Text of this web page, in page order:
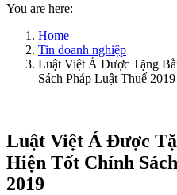
You are here:
Home
Tin doanh nghiệp
Luật Việt Á Được Tặng
Sách Pháp Luật Thuế 2019
Luật Việt Á Được
Hiện Tốt Chính
2019